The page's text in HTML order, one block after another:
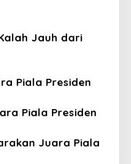
Jauh dari
Piala Presiden
Piala Presiden
Juara Piala